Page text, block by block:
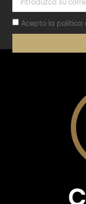
Acepto la política